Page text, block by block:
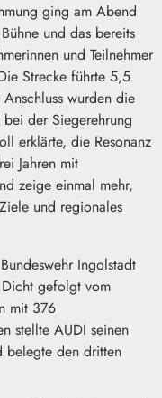
ging am Abend
und das bereits
und Teilnehmer
Strecke führte 5,5
wurden die
der Siegerehrung
erklärte, die Resonanz
Jahren mit
zeige einmal mehr,
und regionales
Ingolstadt
gefolgt vom
mit 376
stellte AUDI seinen
belegte den dritten